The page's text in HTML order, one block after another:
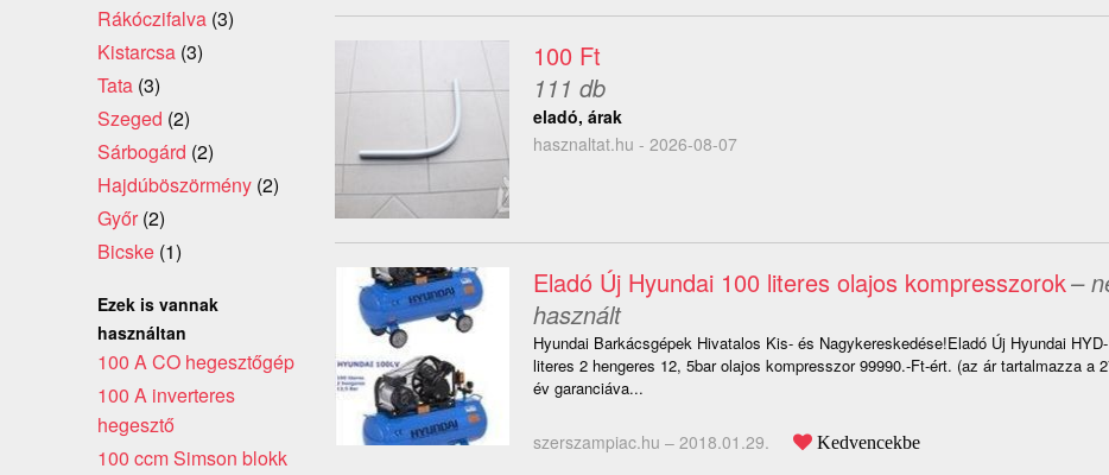
100 Ft
111 db
eladó, árak
hasznaltat.hu - 2026-08-07
Eladó Új Hyundai 100 literes olajos kompresszorok–
használt
Hyundai Barkácsgépek Hivatalos Kis- és Nagykereskedése!Eladó Új Hyundai
literes 2 hengeres 12, 5bar olajos kompresszor 99990.-Ft-ért. (az ár tartalmazza a
év garanciáva...
szerszampiac.hu – 2018.01.29. Kedvencekbe
Rákóczifalva (3)
Kistarcsa (3)
Tata (3)
Szeged (2)
Sárbogárd (2)
Hajdúböszörmény (2)
Győr (2)
Bicske (1)
Ezek is vannak
használtan
100 A CO hegesztőgép
100 A inverteres
hegesztő
100 ccm Simson blokk